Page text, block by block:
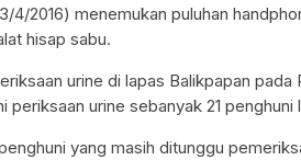
4/2016) menemukan puluhan
hisap sabu.
urine di lapas Balikpapan pada
periksaan urine sebanyak 21
yang masih ditunggu